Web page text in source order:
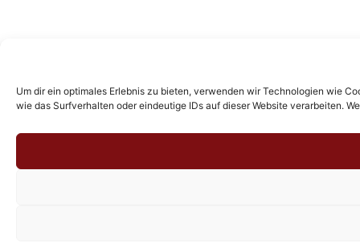
Um dir ein optimales Erlebnis zu bieten, verwenden wir Technologien wie
wie das Surfverhalten oder eindeutige IDs auf dieser Website verarbeiten.